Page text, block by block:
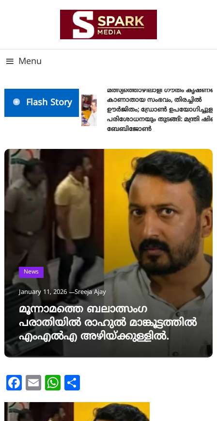
Menu
Flash Story
മത്സ്യത്തൊഴിലാളി ഗൗതം കൃഷ്ണയെ
കാണാതായ സംഭവം, തിരച്ചിൽ
ഊർജിതം; ഡ്രോണ്‍ ഉപയോഗിച്ചുള്ള
പരിശോധനയും തുടങ്ങി: മന്ത്രി ഷിബു
ബേബിജോണ്‍
News
January 11, 2026 Sreeja Ajay
മൂന്നാമത്തെ ബലാത്സംഗ
പരാതിയിൽ രാഹുൽ മാങ്കൂട്ടത്തിൽ
എംഎൽഎ അഴിയ്ക്കുള്ളിൽ.
Facebook
Email WhatsApp